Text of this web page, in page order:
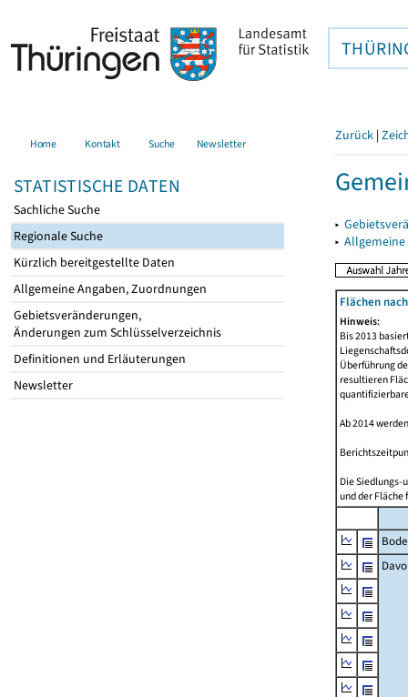
Home Kontakt Suche Newsletter
STATISTISCHE DATEN
Sachliche Suche
Regionale Suche
Kürzlich bereitgestellte Daten
Allgemeine Angaben, Zuordnungen
Gebietsveränderungen,
Änderungen zum Schlüsselverzeichnis
Definitionen und Erläuterungen
Newsletter
Zurück |
▸
▸
Flächen
Hinweis:
Bis 2013
Überführung
resultieren
Ab 2014
Die Siedlungs-
und der Fläche